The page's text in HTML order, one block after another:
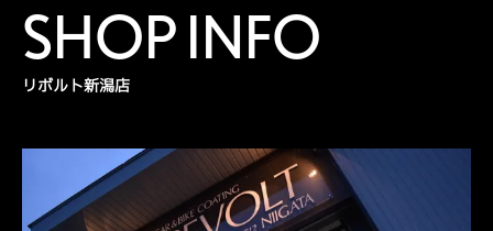
SHOP INFO
リボルト新潟店